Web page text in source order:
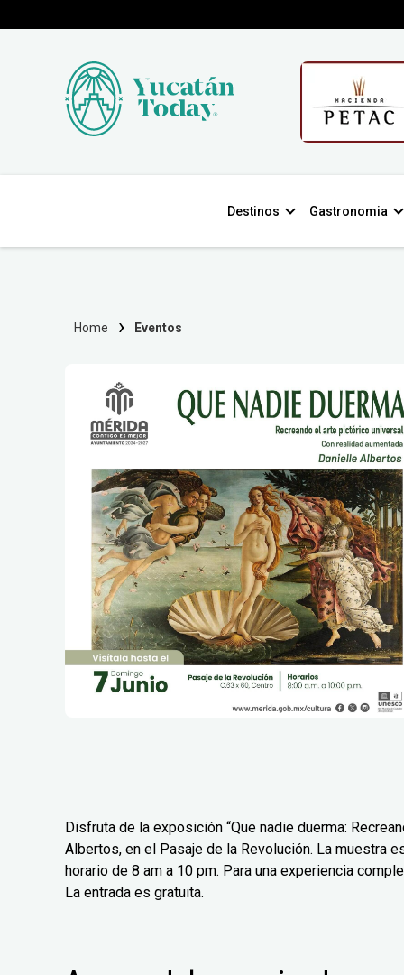
Destinos Gastronomia
Home Eventos
Disfruta de la exposición “Que nadie duerma:
Albertos, en el Pasaje de la Revolución. La muestra
horario de 8 am a 10 pm. Para una experiencia
La entrada es gratuita.